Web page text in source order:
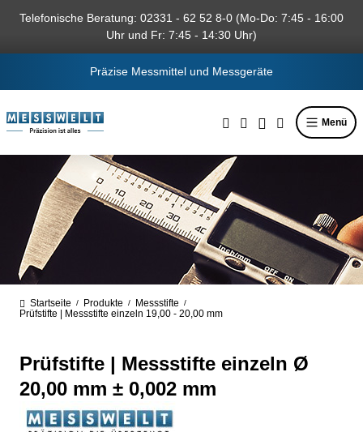
springen
Telefonische Beratung: 02331 - 62 52 8-0 (Mo-Do: 7:45 - 16:00
Uhr und Fr: 7:45 - 14:30 Uhr)
Präzise Messmittel und Messgeräte
Menü
Startseite / Produkte / Messstifte /
Prüfstifte | Messstifte einzeln 19,00 - 20,00 mm
Prüfstifte | Messstifte einzeln Ø
20,00 mm ± 0,002 mm